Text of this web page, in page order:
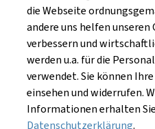
Agrarterminbörsen.
Kaack Terminhandel GmbH
Am Markt 8
49661 Cloppenburg
die Webseite
andere uns helfen
verbessern und
werden u.a. für die
verwendet. Sie können
einsehen und widerrufen.
Informationen erhalten
Datenschutzerklärung.